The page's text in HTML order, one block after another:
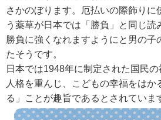
さかのぼります。厄払いの際飾りに
う薬草が日本では「勝負」と同じ読
勝負に強くなれますようにと男の子
たそうです。
日本では1948年に制定された国民
人格を重んじ、こどもの幸福をはか
る」ことが趣旨であるとされていま